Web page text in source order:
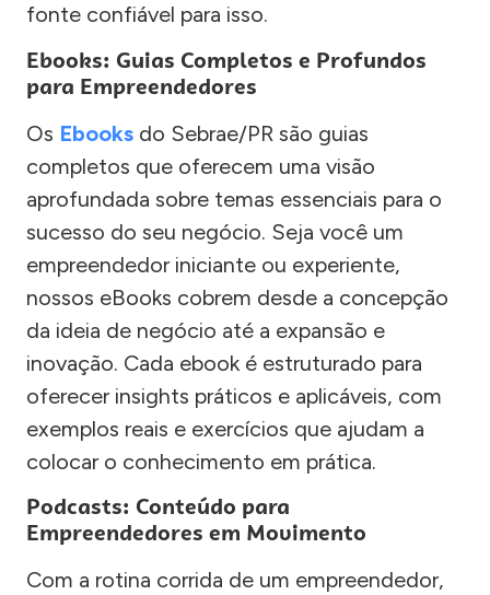
fonte confiável para isso.
Ebooks: Guias Completos e Profundos
para Empreendedores
Os Ebooks do Sebrae/PR são guias
completos que oferecem uma visão
aprofundada sobre temas essenciais para o
sucesso do seu negócio. Seja você um
empreendedor iniciante ou experiente,
nossos eBooks cobrem desde a concepção
da ideia de negócio até a expansão e
inovação. Cada ebook é estruturado para
oferecer insights práticos e aplicáveis, com
exemplos reais e exercícios que ajudam a
colocar o conhecimento em prática.
Podcasts: Conteúdo para
Empreendedores em Movimento
Com a rotina corrida de um empreendedor,